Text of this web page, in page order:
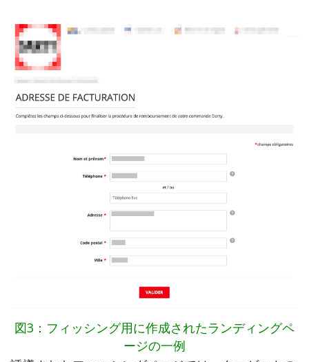
図3：フィッシング用に作成されたランディングペ
ージの一例